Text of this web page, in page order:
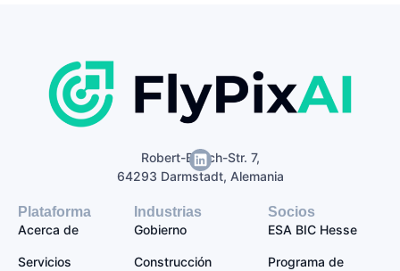
Robert-Bosch-Str. 7,
64293 Darmstadt, Alemania
Plataforma
Acerca de
Servicios
Industrias
Gobierno
Construcción
Socios
ESA BIC Hesse
Programa de